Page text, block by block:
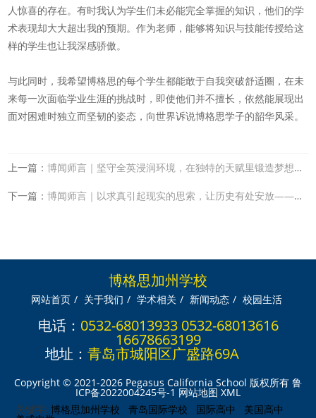
人惊喜的存在。有时我认为学生们未必能完全掌握的知识，他们的学
术表现却大大超出我的预期。作为老师，能够将知识与技能传授给这
样的学生也让我深感骄傲。
与此同时，我希望博格思的每个学生都能敢于自我突破舒适圈，在未
来每一次面临学业生涯的挑战时，即使他们并不擅长，依然能展现出
面对困难时独立而坚韧的姿态，向世界诉说博格思学子的韶华风采。
上一篇：博闻师言｜坚守全英浸润环境，在独特的天赋里锻造梦想的价值
下一篇：博闻师言｜以求真引起现实的思索，让历史有处安放——历史学教师A
博格思加州学校
网站首页 / 关于我们 / 学术相关 / 新闻动态 / 校园生活
电话： 0532-68013933 0532-68013616
16678663199
地址： 青岛市城阳区广盛路69A
Copyright © 2021-2026 Pegasus California School 版权所有 鲁
ICP备2022004245号-1 网站地图 XML
关键字: 博格思加州学校 青岛国际学校 国际高中 美国高中